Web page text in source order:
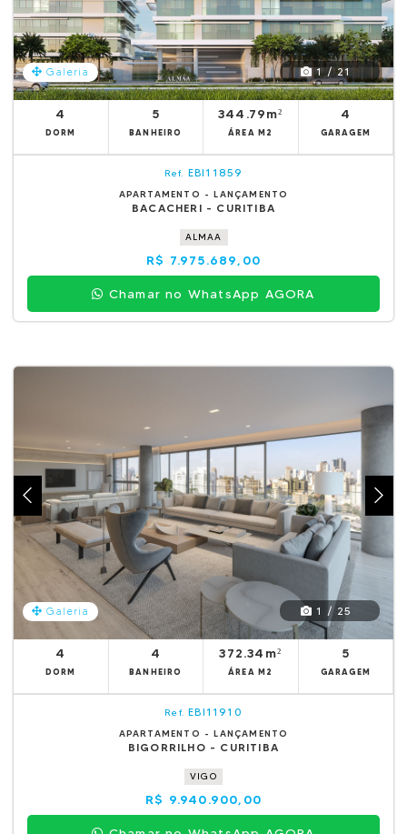
Galeria 1 / 21
4
DORM
5
BANHEIRO
344.79m²
ÁREA M2
4
GARAGEM
Ref. EBI11859
APARTAMENTO - LANÇAMENTO
BACACHERI - CURITIBA
ALMAA
R$ 7.975.689,00
Chamar no WhatsApp AGORA
Galeria 1 / 25
4
DORM
4
BANHEIRO
372.34m²
ÁREA M2
5
GARAGEM
Ref. EBI11910
APARTAMENTO - LANÇAMENTO
BIGORRILHO - CURITIBA
VIGO
R$ 9.940.900,00